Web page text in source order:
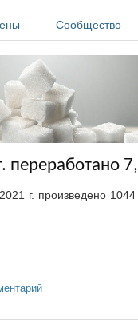
Сообщество
переработано
г. произведено